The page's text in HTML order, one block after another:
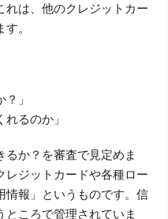
れは、他のクレジットカー
。
」
るのか」
か？を審査で見定めま
レジットカードや各種ロー
情報」というものです。信
ころで管理されていま